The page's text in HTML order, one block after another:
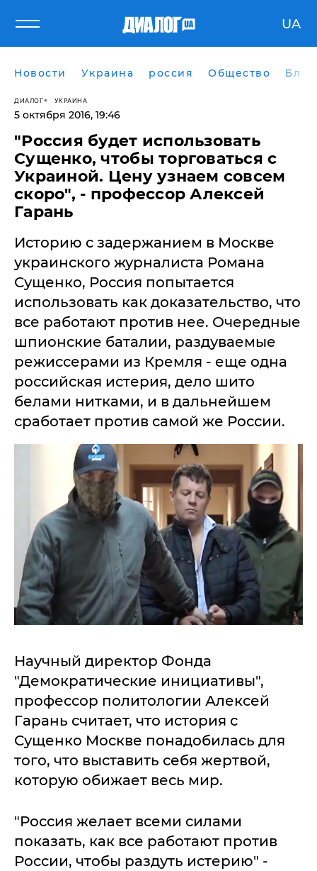
UA
Новости Украина россия Общество
ДИАЛОГ УКРАИНА
5 октября 2016, 19:46
"Россия будет использовать
Сущенко, чтобы торговаться с
Украиной. Цену узнаем совсем
скоро", - профессор Алексей
Гарань
Историю с задержанием в Москве
украинского журналиста Романа
Сущенко, Россия попытается
использовать как доказательство, что
все работают против нее. Очередные
шпионские баталии, раздуваемые
режиссерами из Кремля - еще одна
российская истерия, дело шито
белами нитками, и в дальнейшем
сработает против самой же России.
Научный директор Фонда
"Демократические инициативы",
профессор политологии Алексей
Гарань считает, что история с
Сущенко Москве понадобилась для
того, что выставить себя жертвой,
которую обижает весь мир.
"Россия желает всеми силами
показать, как все работают против
России, чтобы раздуть истерию" -